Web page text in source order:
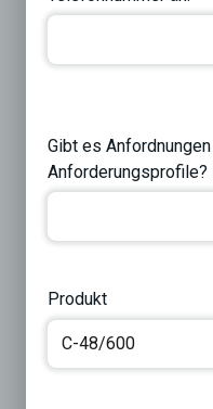
Gibt es
Anforderungsprofile?
Produkt